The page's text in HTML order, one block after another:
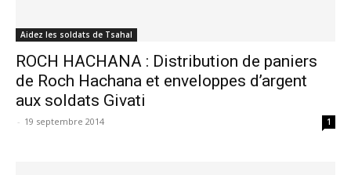
Aidez les soldats de Tsahal
ROCH HACHANA : Distribution de paniers
de Roch Hachana et enveloppes d’argent
aux soldats Givati
- 19 septembre 2014 1